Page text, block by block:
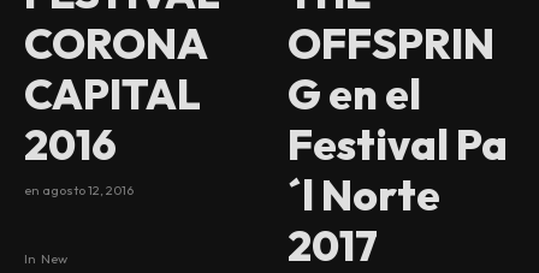
CORONA
CAPITAL
2016
en agosto 12, 2016
In New
OFFSPRIN
G en el
Festival Pa
´l Norte
2017